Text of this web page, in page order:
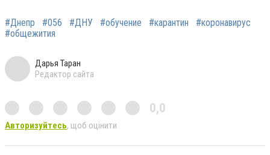
#Днепр #056 #ДНУ #обучение #карантин
#коронавирус
#общежития
Дарья Таран
Редактор сайта
0,0
Авторизуйтесь, щоб оцінити